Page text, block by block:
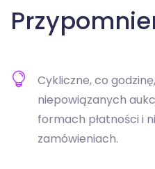
Cykliczne, co
niepowiązanych
formach płatności i
zamówieniach.